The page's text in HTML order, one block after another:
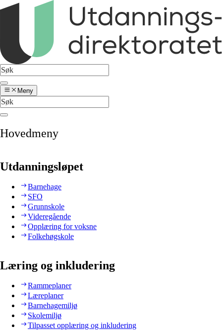
Meny
Hovedmeny
Utdanningsløpet
Barnehage
SFO
Grunnskole
Videregående
Opplæring for voksne
Folkehøgskole
Læring og inkludering
Rammeplaner
Læreplaner
Barnehagemiljø
Skolemiljø
Tilpasset opplæring og inkludering